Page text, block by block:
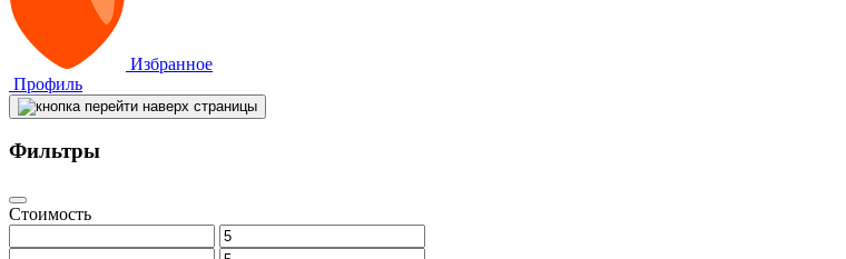
Избранное
Профиль
Фильтры
Стоимость